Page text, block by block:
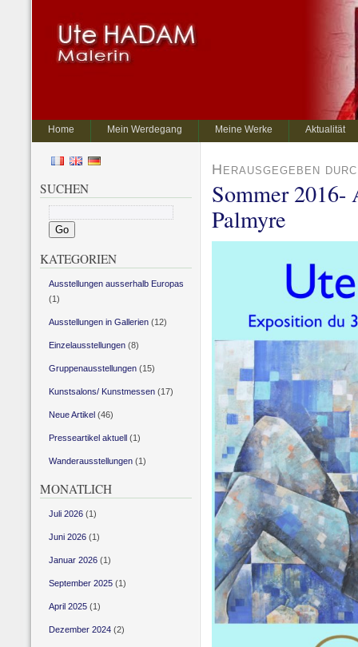
Home Mein Werdegang Meine Werke Aktualität
Herausgegeben
Sommer
Palmyre
SUCHEN
KATEGORIEN
Ausstellungen ausserhalb Europas
(1)
Ausstellungen in Gallerien(12)
Einzelausstellungen(8)
Gruppenausstellungen(15)
Kunstsalons/ Kunstmessen(17)
Neue Artikel(46)
Presseartikel aktuell(1)
Wanderausstellungen(1)
MONATLICH
Juli 2026(1)
Juni 2026(1)
Januar 2026(1)
September 2025(1)
April 2025(1)
Dezember 2024(2)